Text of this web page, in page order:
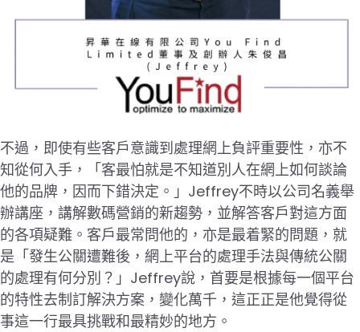
不過，即使有些客戶意識到處理網上負評重要性，亦不
知從何入手，「客最怕就是不知道別人在網上如何談論
他的品牌，因而下錯決定。」Jeffrey不時以公司名義舉
辦講座，講解數碼營銷的新趨勢，並解答客戶對這方面
的各項疑難。客戶最常問他的，亦是最着緊的問題，就
是「發生公關遭難後，網上平台的處理手法與傳統公關
的處理有何分別？」Jeffrey說，首要是根據每一個平台
的特性去制訂解決方案，變化萬千，這正正是他覺得從
事這一行最具挑戰和最精妙的地方。